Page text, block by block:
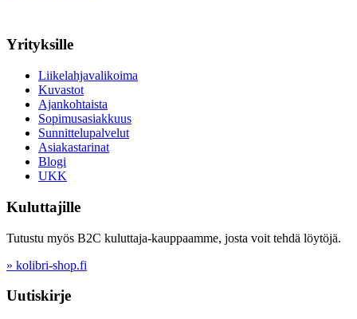
Yrityksille
Liikelahjavalikoima
Kuvastot
Ajankohtaista
Sopimusasiakkuus
Sunnittelupalvelut
Asiakastarinat
Blogi
UKK
Kuluttajille
Tutustu myös B2C kuluttaja-kauppaamme, josta voit tehdä löytöjä.
» kolibri-shop.fi
Uutiskirje